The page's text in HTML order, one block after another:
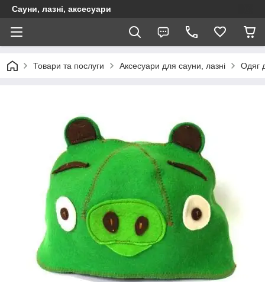
Сауни, лазні, аксесуари
Товари та послуги Аксесуари для сауни, лазні Одяг